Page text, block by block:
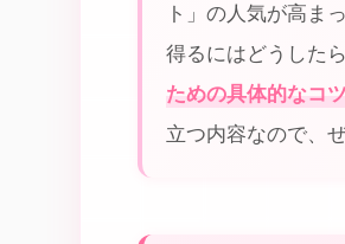
ト」の人気が高ま
得るにはどうした
ための具体的なコ
立つ内容なので、